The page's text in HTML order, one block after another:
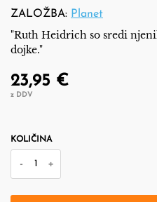
ZALOŽBA: Planet
"Ruth Heidrich so sredi
dojke."
23,95 €
z DDV
KOLIČINA
- +